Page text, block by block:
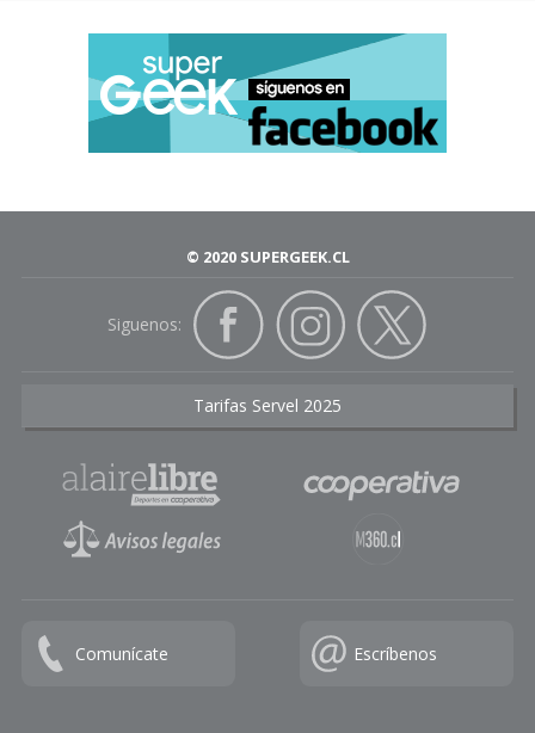
© 2020 SUPERGEEK.CL
Siguenos:
Tarifas Servel 2025
Comunícate Escríbenos